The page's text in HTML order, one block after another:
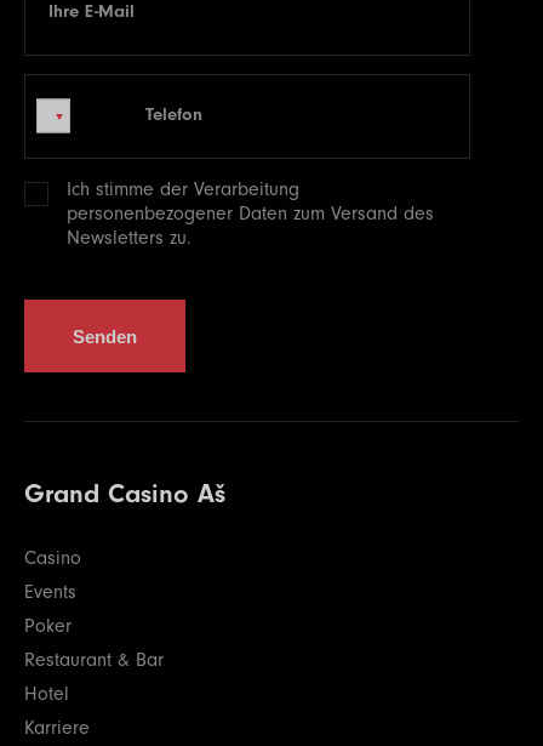
Ihre E-Mail
Telefon
Ich stimme der Verarbeitung
personenbezogener Daten zum Versand des
Newsletters zu.
Senden
Grand Casino Aš
Casino
Events
Poker
Restaurant & Bar
Hotel
Karriere